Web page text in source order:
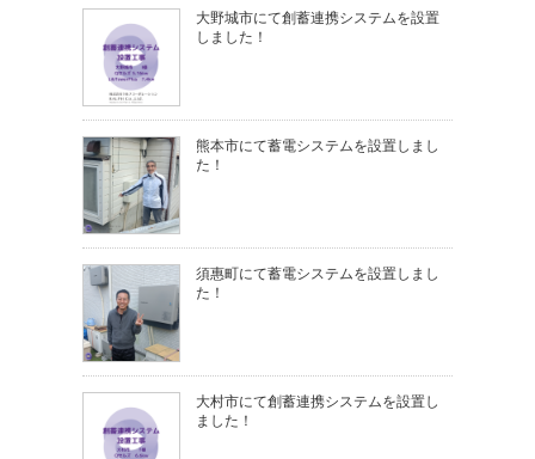
大野城市にて創蓄連携システムを設置
しました！
熊本市にて蓄電システムを設置しまし
た！
須惠町にて蓄電システムを設置しまし
た！
大村市にて創蓄連携システムを設置し
ました！